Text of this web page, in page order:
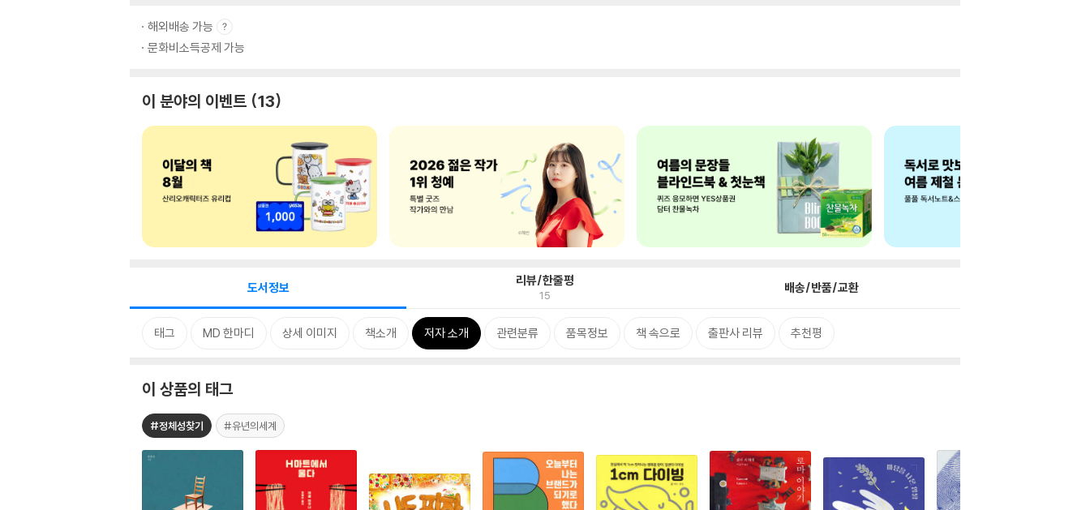
해외배송 가능
문화비소득공제 가능
이 분야의 이벤트 13
도서정보 리뷰/한줄평
15 배송/반품/교환
태그 MD 한마디 상세 이미지 책소개 저자 소개 관련분류 품목정보 책 속으로 출판사 리뷰 추천평
이 상품의 태그
#정체성찾기 #유년의세계